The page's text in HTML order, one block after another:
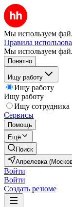
Мы используем
Правила
Мы используем
Понятно
Ищу работу
Ищу работу
Ищу работу
Ищу сотрудника
Сервисы
Помощь
Ещё
Поиск
Апрелевка
Войти
Войти
Создать резюме